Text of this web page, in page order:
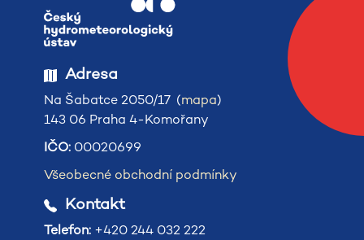
Adresa
Na Šabatce 2050/17 (mapa)
143 06 Praha 4-Komořany
IČO: 00020699
Všeobecné obchodní podmínky
Kontakt
Telefon: +420 244 032 222